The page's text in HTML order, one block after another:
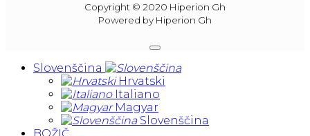
Copyright © 2020 Hiperion Gh
Powered by Hiperion Gh
Slovenščina
Hrvatski
Italiano
Magyar
Slovenščina